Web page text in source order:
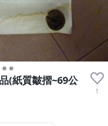
(紙質皺摺~69公
1